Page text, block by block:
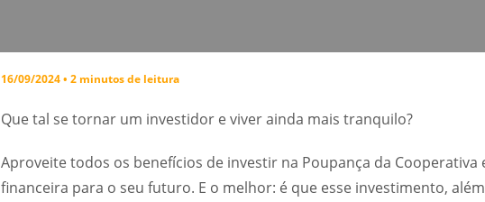
16/09/2024 • 2 minutos de leitura
Que tal se tornar um investidor e viver ainda mais tranquilo?
Aproveite todos os benefícios de investir na Poupança da Cooperativa
financeira para o seu futuro. E o melhor: é que esse investimento,